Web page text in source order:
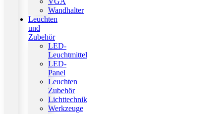
Wandhalter
Leuchten
und
Zubehör
LED-
Leuchtmittel
LED-
Panel
Leuchten
Zubehör
Lichttechnik
Werkzeuge